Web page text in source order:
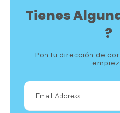
Tienes
?
Pon tu dirección de